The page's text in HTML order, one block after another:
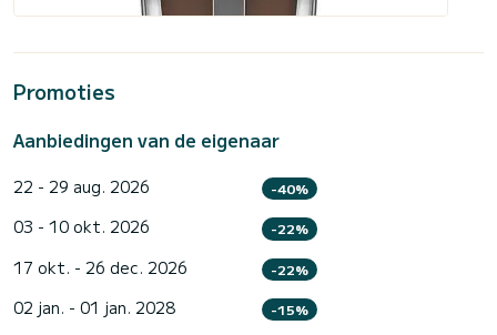
Promoties
Aanbiedingen van de eigenaar
22 - 29 aug. 2026 -40%
03 - 10 okt. 2026 -22%
17 okt. - 26 dec. 2026 -22%
02 jan. - 01 jan. 2028 -15%